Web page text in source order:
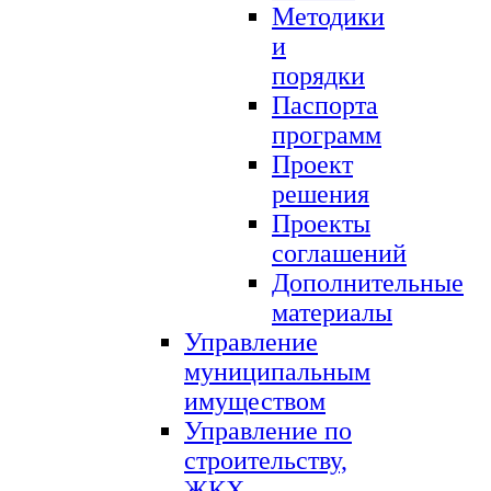
Методики
и
порядки
Паспорта
программ
Проект
решения
Проекты
соглашений
Дополнительные
материалы
Управление
муниципальным
имуществом
Управление по
строительству,